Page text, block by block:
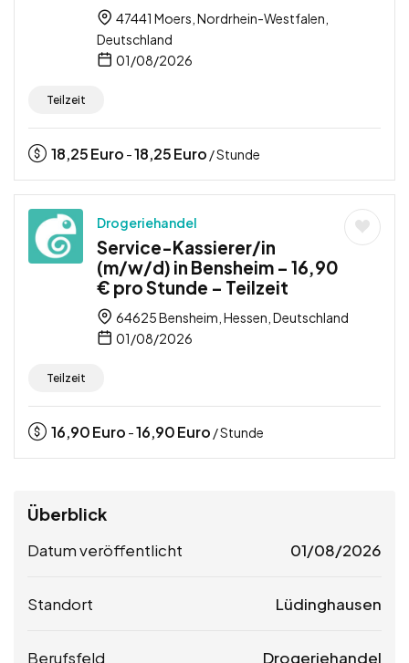
47441 Moers, Nordrhein-Westfalen,
Deutschland
01/08/2026
Teilzeit
18,25Euro -18,25Euro / Stunde
Drogeriehandel
Service-Kassierer/in
(m/w/d) in Bensheim – 16,90
€ pro Stunde – Teilzeit
64625 Bensheim, Hessen, Deutschland
01/08/2026
Teilzeit
16,90Euro -16,90Euro / Stunde
Überblick
Datum veröffentlicht 01/08/2026
Standort Lüdinghausen
Berufsfeld Drogeriehandel